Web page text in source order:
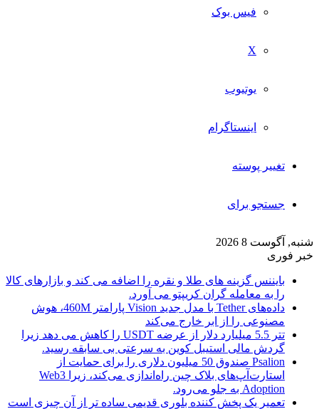
فیس بوک
X
یوتیوب
اینستاگرام
تغییر پوسته
جستجو برای
شنبه, آگوست 8 2026
خبر فوری
بایننس گزینه های طلا و نقره را اضافه می کند و بازارهای کالا
را به معامله گران کریپتو می آورد.
داده‌های Tether با مدل جدید Vision پارامتر 460M، هوش
مصنوعی را از ابر خارج می‌کند
تتر 5.5 میلیارد دلار از عرضه USDT را کاهش می دهد زیرا
گردش مالی استیبل کوین به سرعتی بی سابقه رسید.
Psalion صندوق 50 میلیون دلاری را برای حمایت از
استارت‌آپ‌های بلاک چین راه‌اندازی می‌کند، زیرا Web3
Adoption به جلو می‌رود.
تعمیر یک پخش کننده بلوری قدیمی ساده تر از آن چیزی است